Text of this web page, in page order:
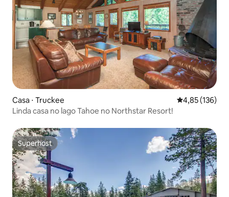
Casa ⋅ Truckee 4,85 de uma
4,85 (136)
Linda casa no lago Tahoe no Northstar Resort!
Superhost
Superhost